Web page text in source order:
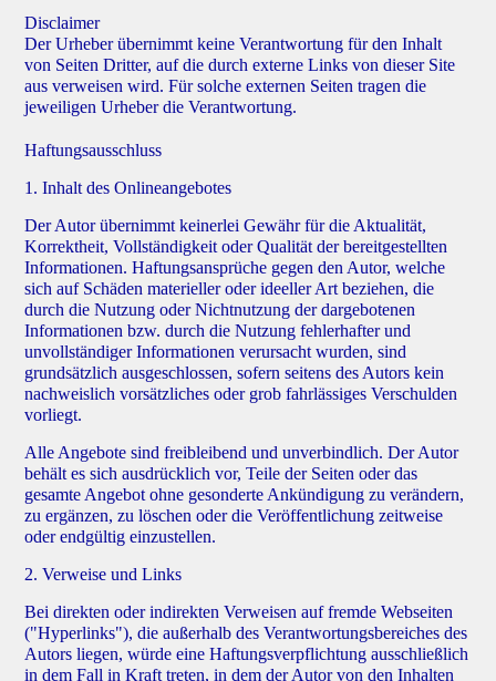
Disclaimer
Der Urheber übernimmt keine Verantwortung für den Inhalt
von Seiten Dritter, auf die durch externe Links von dieser Site
aus verweisen wird. Für solche externen Seiten tragen die
jeweiligen Urheber die Verantwortung.
Haftungsausschluss
1. Inhalt des Onlineangebotes
Der Autor übernimmt keinerlei Gewähr für die Aktualität,
Korrektheit, Vollständigkeit oder Qualität der bereitgestellten
Informationen. Haftungsansprüche gegen den Autor, welche
sich auf Schäden materieller oder ideeller Art beziehen, die
durch die Nutzung oder Nichtnutzung der dargebotenen
Informationen bzw. durch die Nutzung fehlerhafter und
unvollständiger Informationen verursacht wurden, sind
grundsätzlich ausgeschlossen, sofern seitens des Autors kein
nachweislich vorsätzliches oder grob fahrlässiges Verschulden
vorliegt.
Alle Angebote sind freibleibend und unverbindlich. Der Autor
behält es sich ausdrücklich vor, Teile der Seiten oder das
gesamte Angebot ohne gesonderte Ankündigung zu verändern,
zu ergänzen, zu löschen oder die Veröffentlichung zeitweise
oder endgültig einzustellen.
2. Verweise und Links
Bei direkten oder indirekten Verweisen auf fremde Webseiten
("Hyperlinks"), die außerhalb des Verantwortungsbereiches des
Autors liegen, würde eine Haftungsverpflichtung ausschließlich
in dem Fall in Kraft treten, in dem der Autor von den Inhalten